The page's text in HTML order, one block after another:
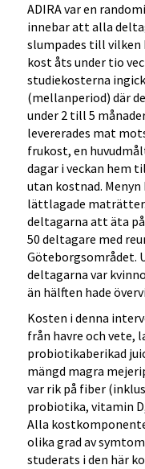
ADIRA var en
innebar att alla
slumpades till vilken
kost åts under tio
studiekosterna
(mellanperiod) där
under 2 till 5
levererades mat
frukost, en
dagar i veckan hem
utan kostnad.
lättlagade
deltagarna att äta
50 deltagare med
Göteborgsområdet.
deltagarna var
än hälften hade
Kosten i denna
från havre och vete,
probiotikaberikad
mängd magra
var rik på fiber
probiotika, vitamin
Alla
olika grad av
studerats i den här